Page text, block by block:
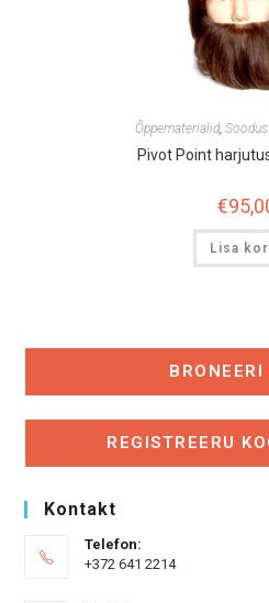
Õppematerialid,
Pivot Point
€
Lisa
BRONEERI
REGISTREERU
Kontakt
Telefon:
+372 641 2214